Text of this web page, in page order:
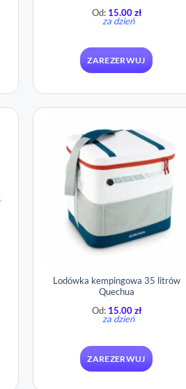
Od: 15.00zł
za dzień
ZAREZERWUJ
Lodówka kempingowa 35 litrów
Quechua
Od: 15.00zł
za dzień
ZAREZERWUJ